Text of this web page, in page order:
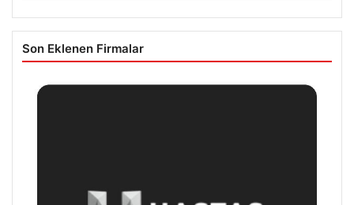
Son Eklenen Firmalar